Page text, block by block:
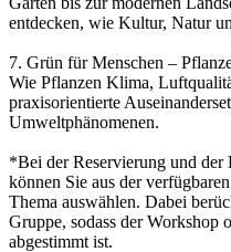
entdecken, wie Kultur, Natur
7. Grün für Menschen –
Wie Pflanzen Klima,
praxisorientierte
Umweltphänomenen.
*Bei der Reservierung und der
können Sie aus der
Thema auswählen. Dabei
Gruppe, sodass der Workshop
abgestimmt ist.